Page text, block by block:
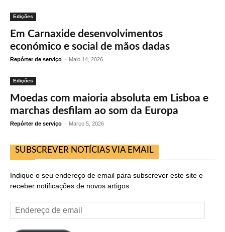
Edições
Em Carnaxide desenvolvimentos
económico e social de mãos dadas
Repórter de serviço - Maio 14, 2026
Edições
Moedas com maioria absoluta em Lisboa e
marchas desfilam ao som da Europa
Repórter de serviço - Março 5, 2026
SUBSCREVER NOTÍCIAS VIA EMAIL
Indique o seu endereço de email para subscrever este site e
receber notificações de novos artigos
Endereço
de